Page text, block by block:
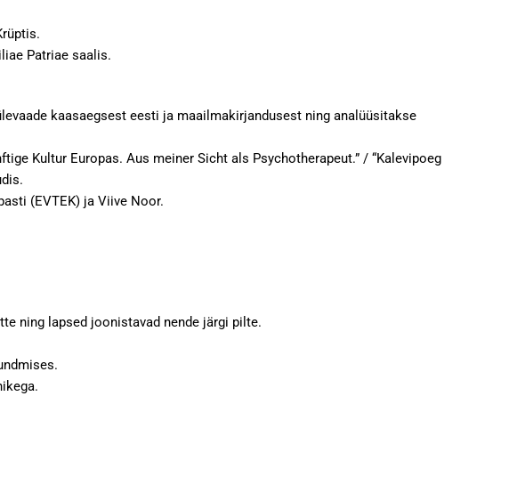
Patriae saalis.
kaasaegsest eesti ja maailmakirjandusest ning analüüsitakse
Kultur Europas. Aus meiner Sicht als Psychotherapeut.” / “Kalevipoeg
(EVTEK) ja Viive Noor.
ning lapsed joonistavad nende järgi pilte.